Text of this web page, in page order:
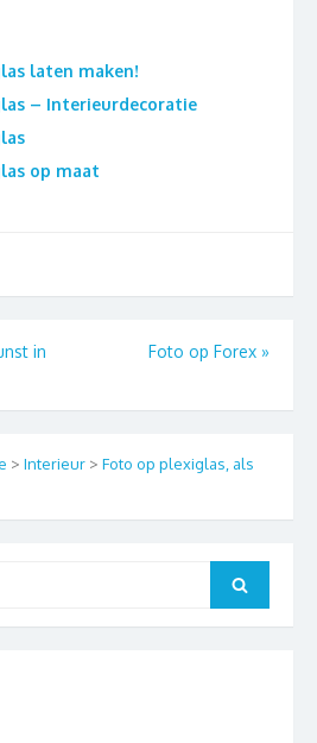
laten maken!
– Interieurdecoratie
op maat
in
Foto op Forex »
> Interieur > Foto op plexiglas, als
Search